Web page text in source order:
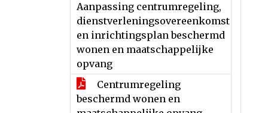
Aanpassing centrumregeling,
dienstverleningsovereenkomst
en inrichtingsplan beschermd
wonen en maatschappelijke
opvang
Centrumregeling
beschermd wonen en